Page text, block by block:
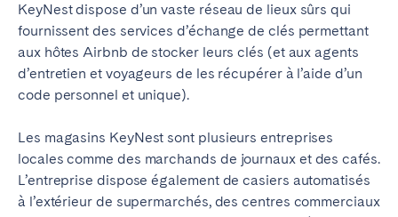
KeyNest dispose d’un vaste réseau de lieux sûrs qui
fournissent des services d’échange de clés permettant
aux hôtes Airbnb de stocker leurs clés (et aux agents
d’entretien et voyageurs de les récupérer à l’aide d’un
code personnel et unique).
Les magasins KeyNest sont plusieurs entreprises
locales comme des marchands de journaux et des cafés.
L’entreprise dispose également de casiers automatisés
à l’extérieur de supermarchés, des centres commerciaux
Cardiff
PORTUGAL
Albufeira
Beja
Braga
Coimbra
Évora
Leiria
Lisbonne